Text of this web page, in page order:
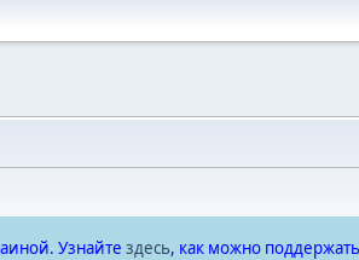
Узнайте здесь, как можно